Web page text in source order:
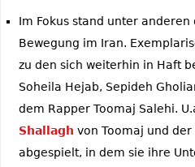
Im Fokus stand unter
Bewegung im Iran.
zu den sich weiterhin in Haft
Soheila Hejab, Sepideh
dem Rapper Toomaj Salehi.
Shallagh von Toomaj und der
abgespielt, in dem sie ihre